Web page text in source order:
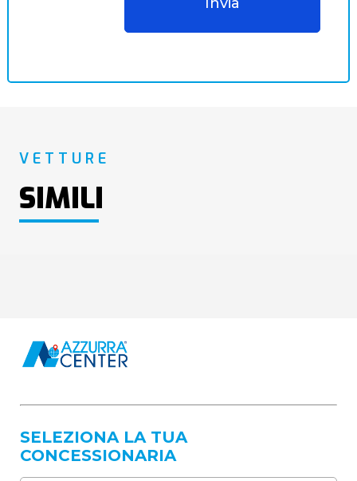
VETTURE
SIMILI
SELEZIONA LA TUA
CONCESSIONARIA